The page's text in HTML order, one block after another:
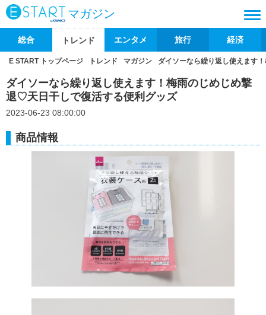
マガジン
総合 トレンド エンタメ 旅行 経済
E START トップページ トレンド マガジン ダイソーなら繰り返し使えます
ダイソーなら繰り返し使えます！梅雨のじめじめ撃
退♡天日干しで復活する便利グッズ
2023-06-23 08:00:00
商品情報